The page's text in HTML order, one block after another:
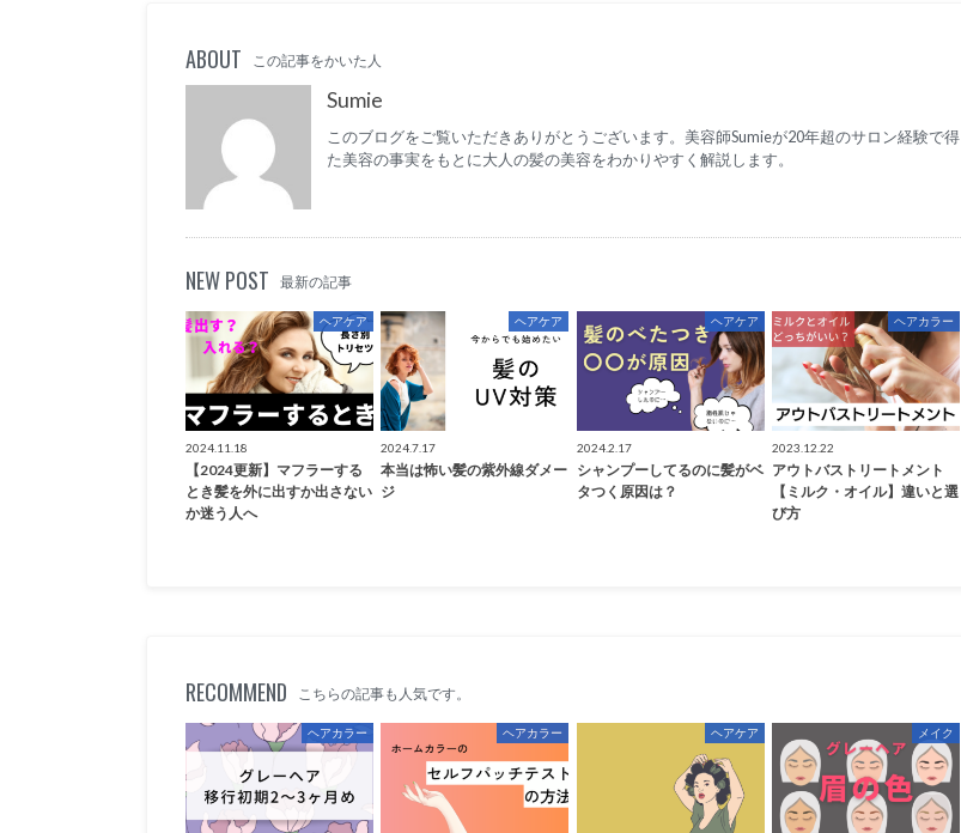
ABOUT この記事をかいた人
Sumie
このブログをご覧いただきありがとうございます。美容師Sumieが20年超のサロン経験で得
た美容の事実をもとに大人の髪の美容をわかりやすく解説します。
NEW POST 最新の記事
ヘアケア
2024.11.18
【2024更新】マフラーする
とき髪を外に出すか出さない
か迷う人へ
ヘアケア
2024.7.17
本当は怖い髪の紫外線ダメー
ジ
ヘアケア
2024.2.17
シャンプーしてるのに髪がベ
タつく原因は？
ヘアカラー
2023.12.22
アウトバストリートメント
【ミルク・オイル】違いと選
び方
RECOMMEND こちらの記事も人気です。
ヘアカラー ヘアカラー ヘアケア メイク